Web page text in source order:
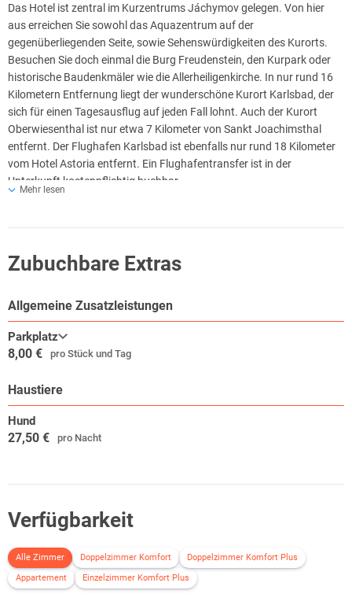
Das Hotel ist zentral im Kurzentrums Jáchymov gelegen. Von hier
aus erreichen Sie sowohl das Aquazentrum auf der
gegenüberliegenden Seite, sowie Sehenswürdigkeiten des Kurorts.
Besuchen Sie doch einmal die Burg Freudenstein, den Kurpark oder
historische Baudenkmäler wie die Allerheiligenkirche. In nur rund 16
Kilometern Entfernung liegt der wunderschöne Kurort Karlsbad, der
sich für einen Tagesausflug auf jeden Fall lohnt. Auch der Kurort
Oberwiesenthal ist nur etwa 7 Kilometer von Sankt Joachimsthal
entfernt. Der Flughafen Karlsbad ist ebenfalls nur rund 18 Kilometer
vom Hotel Astoria entfernt. Ein Flughafentransfer ist in der
Unterkunft kostenpflichtig buchbar.
Mehr lesen
Zubuchbare Extras
Allgemeine Zusatzleistungen
Parkplatz
8,00 € pro Stück und Tag
Haustiere
Hund
27,50 € pro Nacht
Verfügbarkeit
Alle Zimmer Doppelzimmer Komfort
Doppelzimmer Komfort Plus
Appartement
Einzelzimmer Komfort Plus